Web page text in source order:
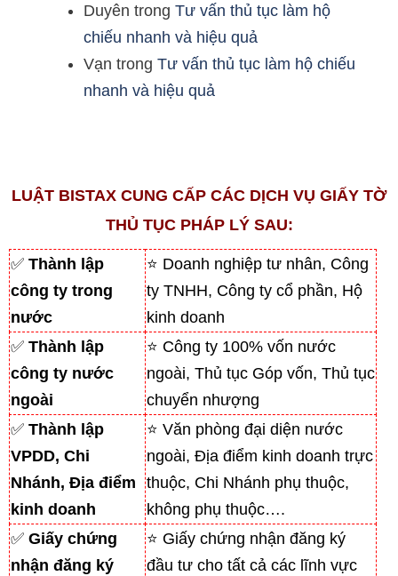
Duyên trong Tư vấn thủ tục làm hộ
chiếu nhanh và hiệu quả
Vạn trong Tư vấn thủ tục làm hộ chiếu
nhanh và hiệu quả
LUẬT BISTAX CUNG CẤP CÁC DỊCH VỤ GIẤY TỜ
THỦ TỤC PHÁP LÝ SAU:
✅ Thành lập
công ty trong
nước
⭐ Doanh nghiệp tư nhân, Công
ty TNHH, Công ty cổ phần, Hộ
kinh doanh
✅ Thành lập
công ty nước
ngoài
⭐ Công ty 100% vốn nước
ngoài, Thủ tục Góp vốn, Thủ tục
chuyển nhượng
✅ Thành lập
VPDD, Chi
Nhánh, Địa điểm
kinh doanh
⭐ Văn phòng đại diện nước
ngoài, Địa điểm kinh doanh trực
thuộc, Chi Nhánh phụ thuộc,
không phụ thuộc….
✅ Giấy chứng
nhận đăng ký
⭐ Giấy chứng nhận đăng ký
đầu tư cho tất cả các lĩnh vực